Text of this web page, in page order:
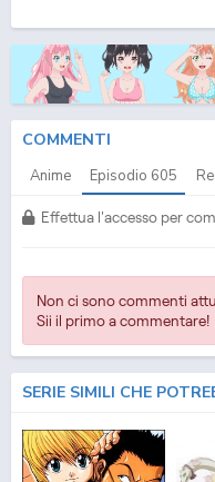
COMMENTI
Anime Episodio 605
Effettua l'accesso per
Non ci sono commenti
Sii il primo a commentare!
SERIE SIMILI CHE